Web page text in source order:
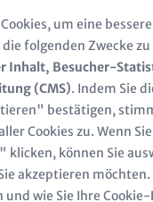
Karriere
Berufserfahrene
&
Studierende
Stellenangebote
Jobs
Use
of
data
and
um eine
folgenden Zwecke
Inhalt, Besucher-
(CMS). Indem Sie
bestätigen,
Cookies zu. Wenn
können Sie
akzeptieren
wie Sie Ihre